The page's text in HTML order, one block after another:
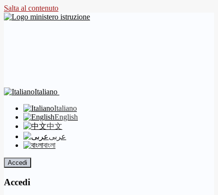
Salta al contenuto
Italiano
Italiano
English
中文
عربى
বাংলা
Accedi
Accedi